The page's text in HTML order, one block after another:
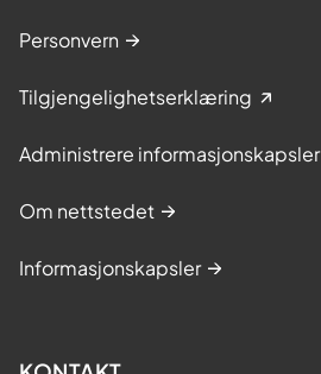
Personvern
Tilgjengelighetserklæring
Administrere informasjonskapsler
Om nettstedet
Informasjonskapsler